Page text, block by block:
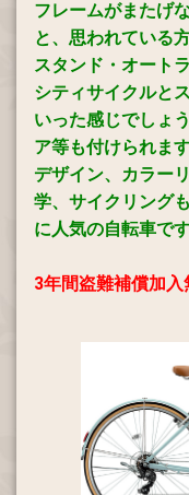
フレームがまたげ
と、思われている
スタンド・オート
シティサイクルと
いった感じでしょ
ア等も付けられます
デザイン、カラー
学、サイクリング
に人気の自転車です
3年間盗難補償加入